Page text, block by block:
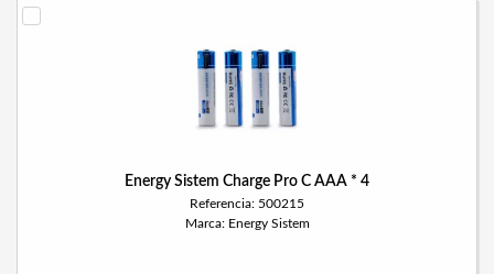
Energy Sistem Charge Pro C AAA * 4
Referencia: 500215
Marca: Energy Sistem